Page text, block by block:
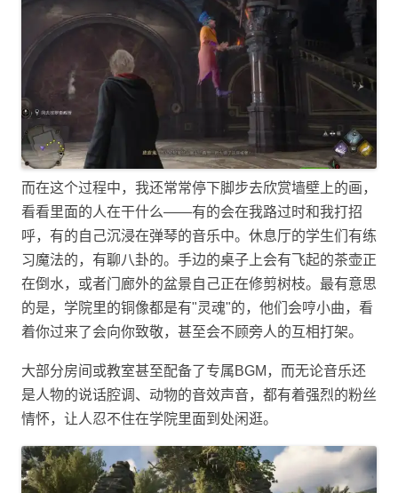
而在这个过程中，我还常常停下脚步去欣赏墙壁上的画，
看看里面的人在干什么——有的会在我路过时和我打招
呼，有的自己沉浸在弹琴的音乐中。休息厅的学生们有练
习魔法的，有聊八卦的。手边的桌子上会有飞起的茶壶正
在倒水，或者门廊外的盆景自己正在修剪树枝。最有意思
的是，学院里的铜像都是有"灵魂"的，他们会哼小曲，看
着你过来了会向你致敬，甚至会不顾旁人的互相打架。
大部分房间或教室甚至配备了专属BGM，而无论音乐还
是人物的说话腔调、动物的音效声音，都有着强烈的粉丝
情怀，让人忍不住在学院里面到处闲逛。